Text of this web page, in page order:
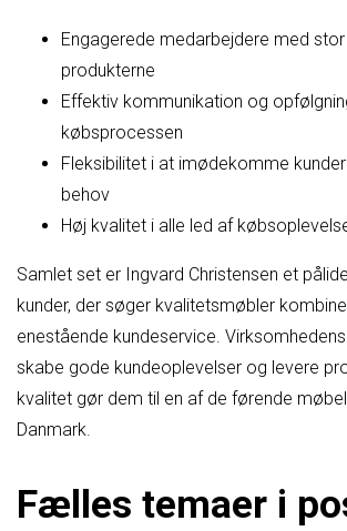
Engagerede medarbejdere med
produkterne
Effektiv kommunikation og
købsprocessen
Fleksibilitet i at imødekomme
behov
Høj kvalitet i alle led af
Samlet set er Ingvard Christensen et
kunder, der søger kvalitetsmøbler
enestående kundeservice.
skabe gode kundeoplevelser og levere
kvalitet gør dem til en af de førende
Danmark.
Fælles temaer i